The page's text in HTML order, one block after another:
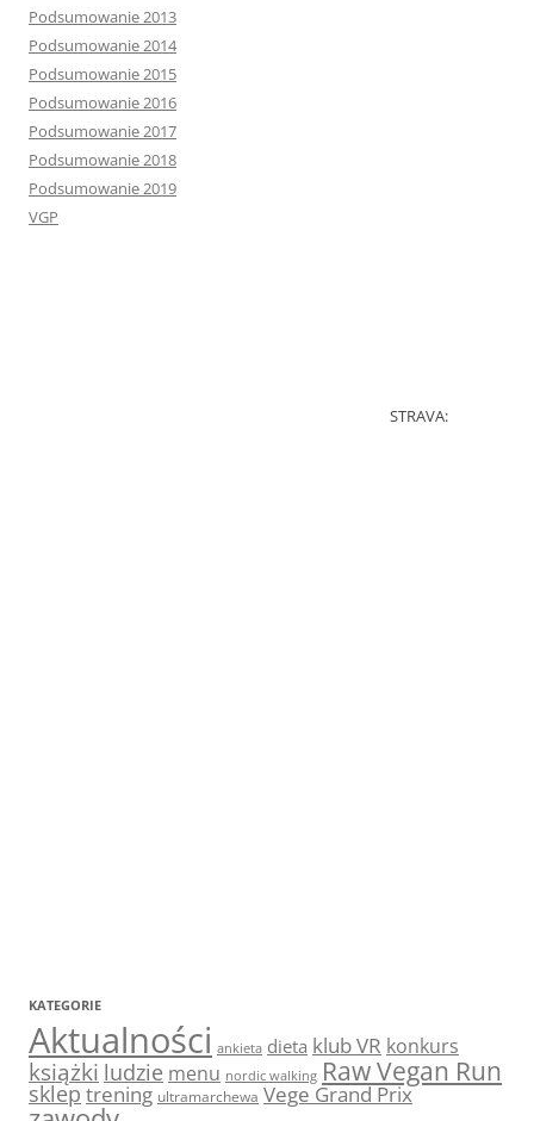
Podsumowanie 2013
Podsumowanie 2014
Podsumowanie 2015
Podsumowanie 2016
Podsumowanie 2017
Podsumowanie 2018
Podsumowanie 2019
VGP
STRAVA:
KATEGORIE
Aktualności ankieta dieta klub VR konkurs
książki ludzie menu nordic walking Raw Vegan Run
skleptrening ultramarchewa Vege Grand Prix